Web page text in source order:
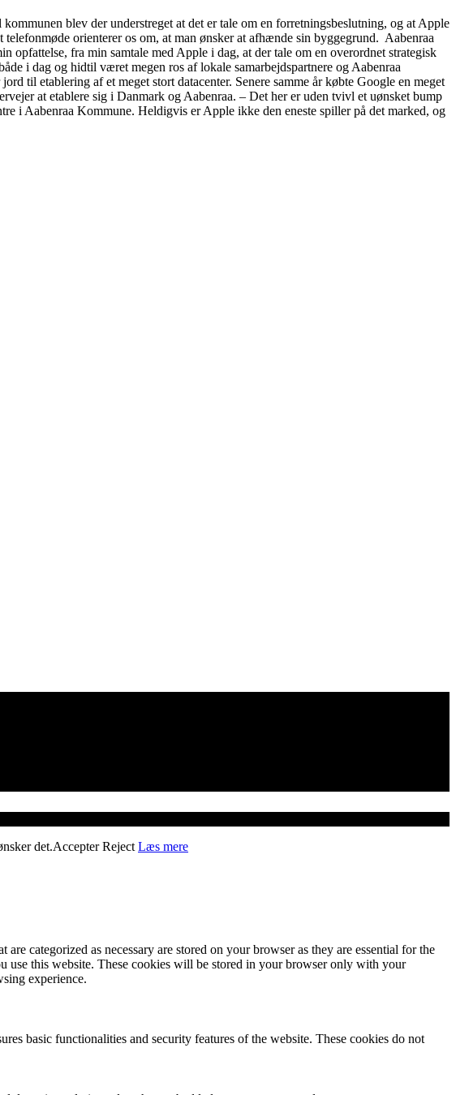
blev der understreget at det er tale om en forretningsbeslutning, og at Apple
orienterer os om, at man ønsker at afhænde sin byggegrund. Aabenraa
opfattelse, fra min samtale med Apple i dag, at der tale om en overordnet strategisk
i dag og hidtil været megen ros af lokale samarbejdspartnere og Aabenraa
til etablering af et meget stort datacenter. Senere samme år købte Google en meget
at etablere sig i Danmark og Aabenraa. – Det her er uden tvivl et uønsket bump
i Aabenraa Kommune. Heldigvis er Apple ikke den eneste spiller på det marked, og
det.Accepter Reject Læs mere
categorized as necessary are stored on your browser as they are essential for the
use this website. These cookies will be stored in your browser only with your
experience.
basic functionalities and security features of the website. These cookies do not